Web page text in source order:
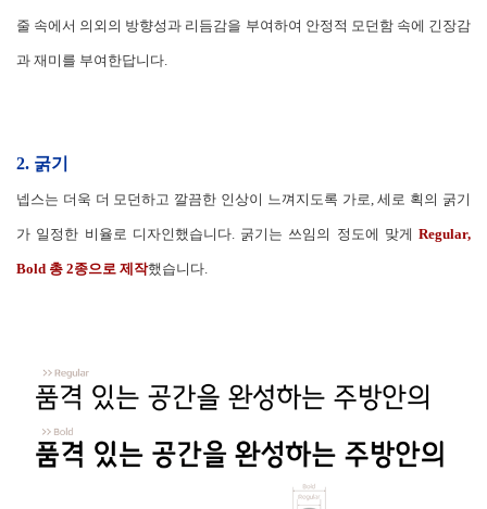
줄 속에서 의외의 방향성과 리듬감을 부여하여 안정적 모던함 속에 긴장감
과 재미를 부여한답니다.
2. 굵기
넵스는 더욱 더 모던하고 깔끔한 인상이 느껴지도록 가로, 세로 획의 굵기
가 일정한 비율로 디자인했습니다. 굵기는 쓰임의 정도에 맞게 Regular,
Bold 총 2종으로 제작했습니다.